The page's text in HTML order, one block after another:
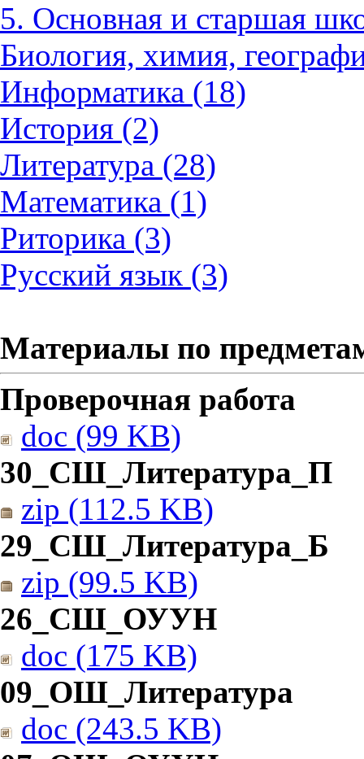
5. Основная и старшая
Биология, химия,
Информатика (18)
История (2)
Литература (28)
Математика (1)
Риторика (3)
Русский язык (3)
Материалы по
Проверочная работа
doc (99 KB)
30_СШ_Литература_П
zip (112.5 KB)
29_СШ_Литература_Б
zip (99.5 KB)
26_СШ_ОУУН
doc (175 KB)
09_ОШ_Литература
doc (243.5 KB)